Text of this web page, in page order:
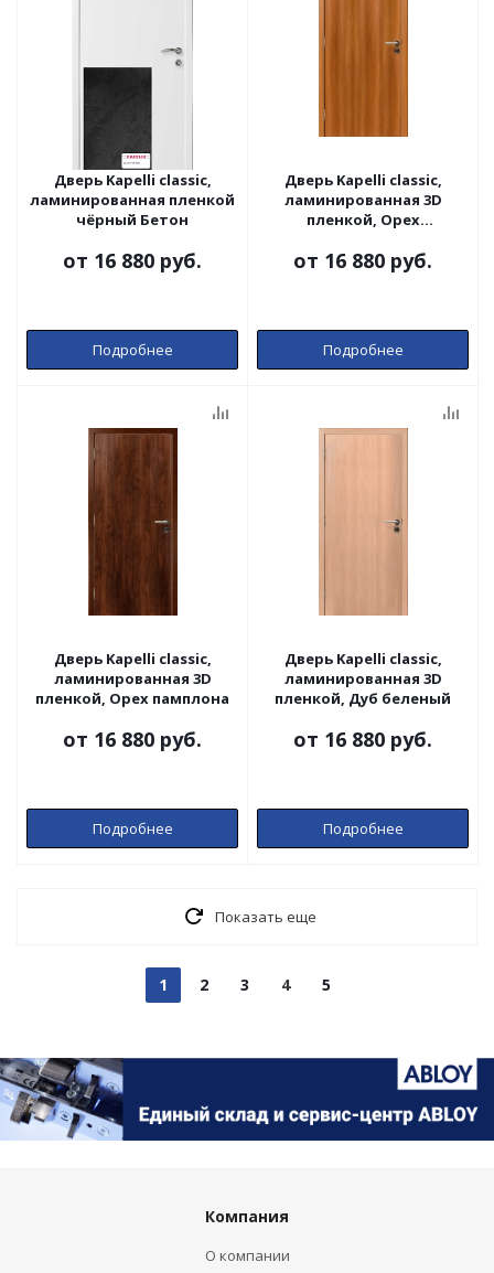
Дверь Kapelli classic,
ламинированная пленкой
чёрный Бетон
от 16 880 руб.
Подробнее
Дверь Kapelli classic,
ламинированная 3D
пленкой, Орех
от 16 880 руб.
Подробнее
Дверь Kapelli classic,
ламинированная 3D
пленкой, Орех памплона
от 16 880 руб.
Подробнее
Дверь Kapelli classic,
ламинированная 3D
пленкой, Дуб беленый
от 16 880 руб.
Подробнее
Показать еще
1 2 3 4 5
Компания
О компании